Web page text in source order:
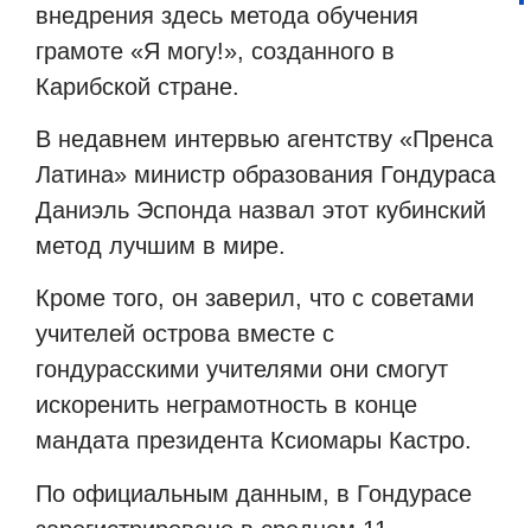
внедрения здесь метода обучения
грамоте «Я могу!», созданного в
Карибской стране.
В недавнем интервью агентству «Пренса
Латина» министр образования Гондураса
Даниэль Эспонда назвал этот кубинский
метод лучшим в мире.
Кроме того, он заверил, что с советами
учителей острова вместе с
гондурасскими учителями они смогут
искоренить неграмотность в конце
мандата президента Ксиомары Кастро.
По официальным данным, в Гондурасе